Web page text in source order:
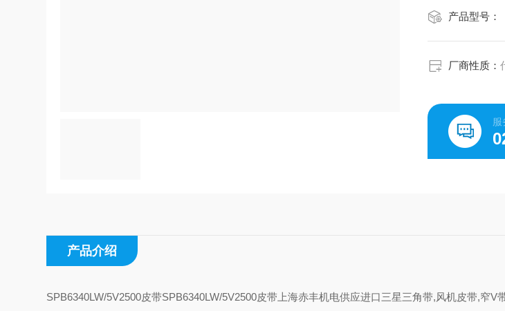
产品型号：
厂商性质：
产品介绍
SPB6340LW/5V2500皮带SPB6340LW/5V2500皮带上海赤丰机电供应进口三星三角带,风机皮带,窄V